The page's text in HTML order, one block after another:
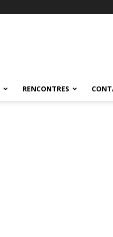
RENCONTRES